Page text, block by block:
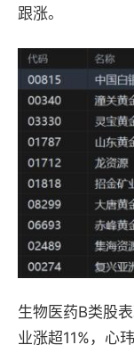
跟涨。
生物医药B类股
业涨超11%，心